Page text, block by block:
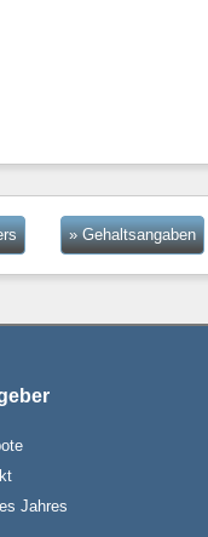
» Gehaltsangaben
Jahres